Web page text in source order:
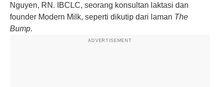
Nguyen, RN. IBCLC, seorang konsultan laktasi dan
founder Modern Milk, seperti dikutip dari laman The
Bump.
ADVERTISEMENT